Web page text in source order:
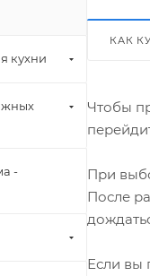
КАК
Чтобы
При
После
Если вы
кухни
-